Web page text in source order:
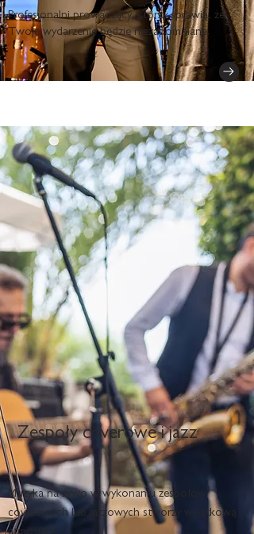
Profesjonalni prowadzący, którzy sprawią, że
Twoje wydarzenie będzie niezapomniane.
Zespoły coverowe i jazz
Muzyka na żywo w wykonaniu zespołów
coverowych lub jazzowych stworzy wyjątkową